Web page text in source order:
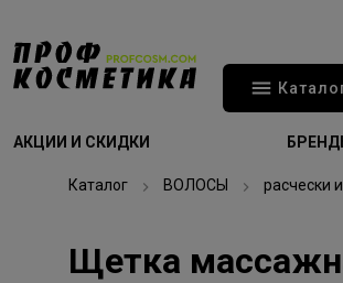
АКЦИИ И СКИДКИ
Каталог ВОЛОСЫ расчески
Щетка